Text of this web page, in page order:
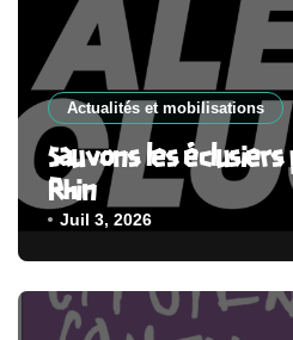
Actualités et mobilisations
Sauvons les
Rhin
Juil 3, 2026